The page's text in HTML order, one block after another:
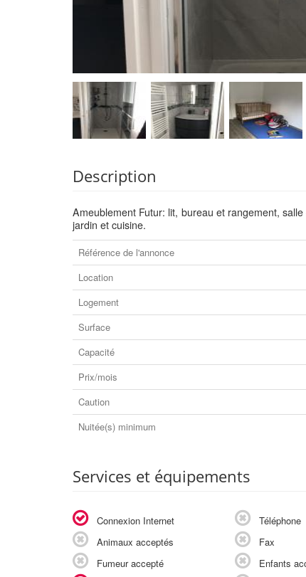
Description
Ameublement Futur: lit, bureau et rangement,
jardin et cuisine.
Référence de l'annonce
Location
Logement
Surface
Capacité
Prix/mois
Caution
Nuitée(s) minimum
Services et équipements
Connexion Internet
Animaux acceptés
Fumeur accepté
Téléphone
Fax
Enfants